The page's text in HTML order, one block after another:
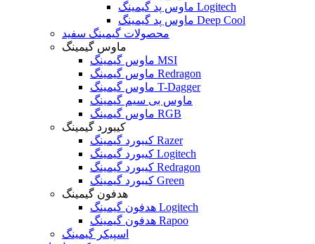
ماوس پد گیمینگ Logitech
ماوس پد گیمینگ Deep Cool
محصولات گیمینگ سفید
ماوس گیمینگ
ماوس گیمینگ MSI
ماوس گیمینگ Redragon
ماوس گیمینگ T-Dagger
ماوس بی سیم گیمینگ
ماوس گیمینگ RGB
کیبورد گیمینگ
کیبورد گیمینگ Razer
کیبورد گیمینگ Logitech
کیبورد گیمینگ Redragon
کیبورد گیمینگ Green
هدفون گیمینگ
هدفون گیمینگ Logitech
هدفون گیمینگ Rapoo
اسپیکر گیمینگ